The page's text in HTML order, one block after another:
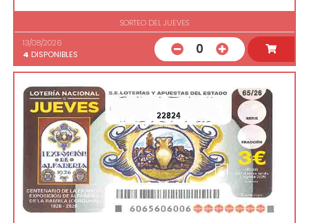
SORTEO DEL JUEVES
13/08/2026
4 DISPONIBLES 0
22824